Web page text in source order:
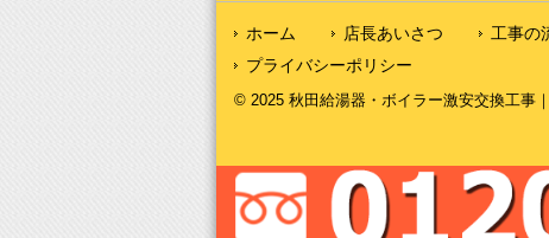
ホーム 店長あいさつ 工事の
プライバシーポリシー
© 2025 秋田給湯器・ボイラー激安交換工事